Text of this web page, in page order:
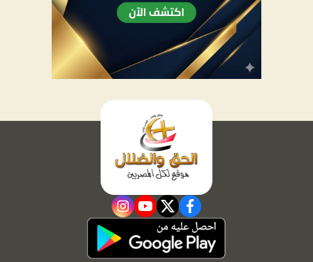
facebook
twitter
youtube
instagram